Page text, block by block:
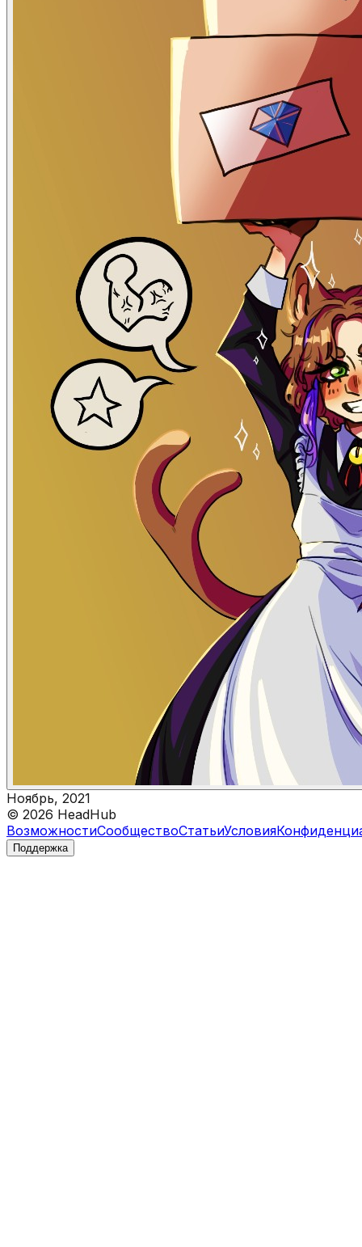
Ноябрь, 2021
© 2026 HeadHub
ВозможностиСообществоСтатьиУсловия
Поддержка